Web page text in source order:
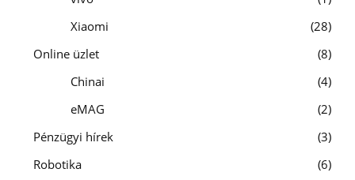
Xiaomi
28
Online üzlet
8
Chinai
4
eMAG
2
Pénzügyi hírek
3
Robotika
6